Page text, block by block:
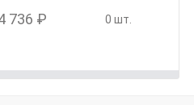
736 ₽ 0 шт.